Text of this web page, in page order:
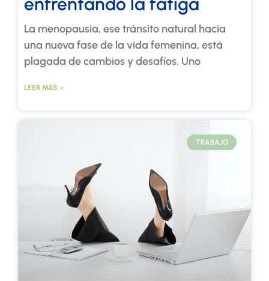
La menopausia, ese tránsito natural hacia
una nueva fase de la vida femenina, está
plagada de cambios y desafíos. Uno
LEER MÁS »
TRABAJO